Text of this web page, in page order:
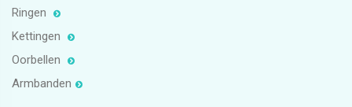
Ringen
Kettingen
Oorbellen
Armbanden